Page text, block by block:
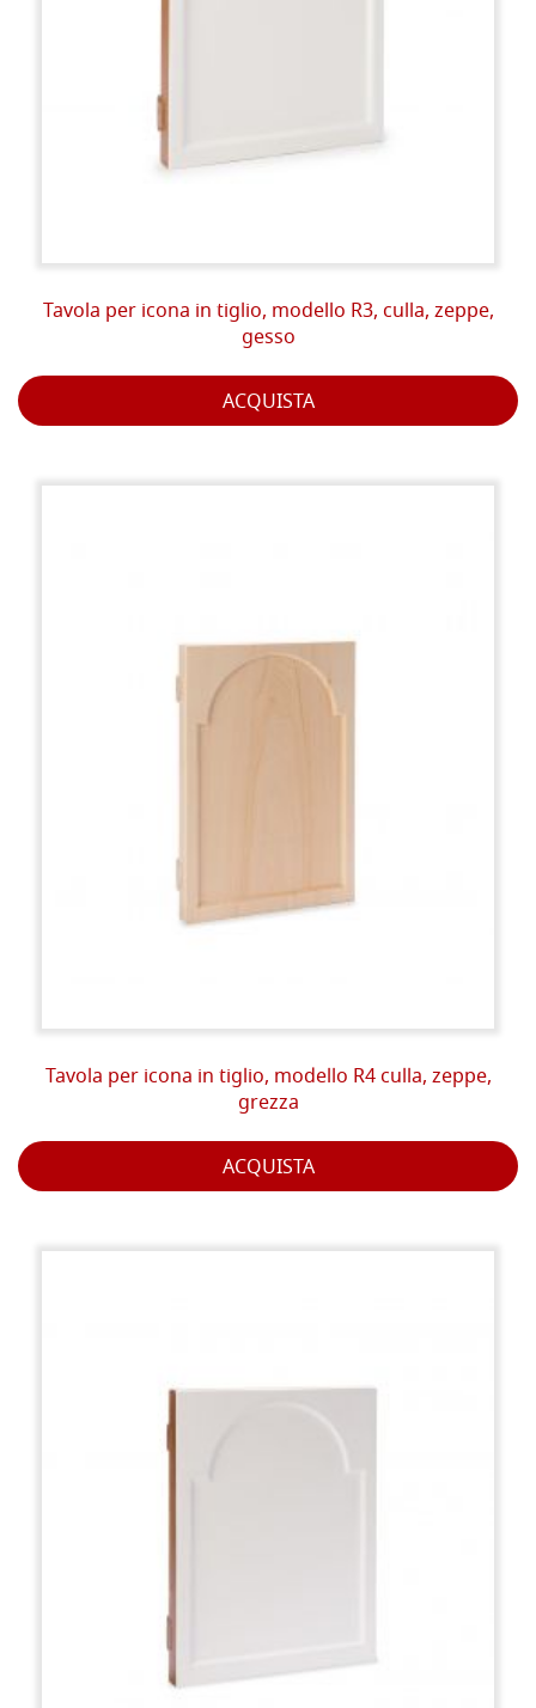
Tavola per icona in tiglio, modello R3, culla, zeppe,
gesso
ACQUISTA
Tavola per icona in tiglio, modello R4 culla, zeppe,
grezza
ACQUISTA